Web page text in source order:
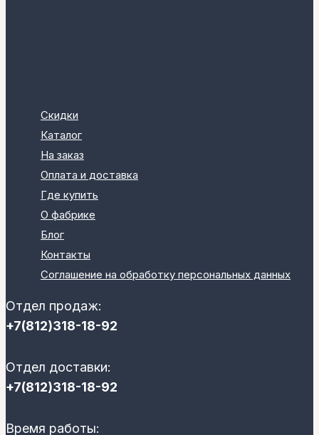
Скидки
Каталог
На заказ
Оплата и доставка
Где купить
О фабрике
Блог
Контакты
Соглашение на обработку персональных данных
Отдел продаж:
+7(812)318-18-92
Отдел доставки:
+7(812)318-18-92
Время работы: